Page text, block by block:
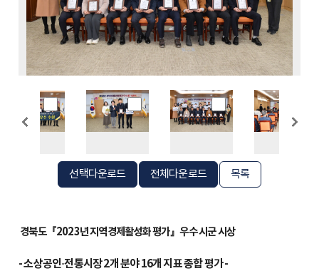
선택다운로드 전체다운로드 목록
경북도『2023년 지역경제활성화 평가』우수 시군 시상
- 소상공인·전통시장 2개 분야 16개 지표 종합 평가 -